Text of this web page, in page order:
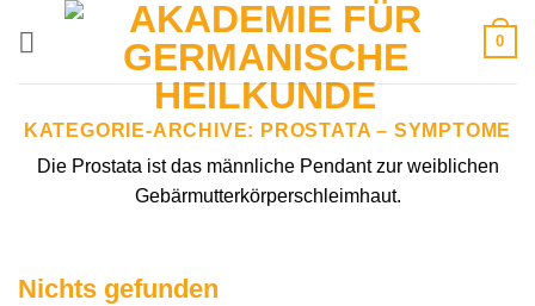
0
KATEGORIE-ARCHIVE: PROSTATA – SYMPTOME
Die Prostata ist das männliche Pendant zur weiblichen
Gebärmutterkörperschleimhaut.
Nichts gefunden